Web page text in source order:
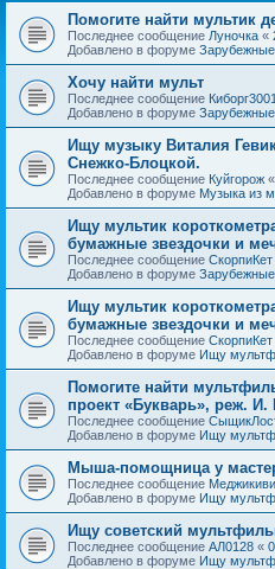
Помогите найти мультик
Последнее сообщение Луночка «
Добавлено в форуме
Хочу найти мульт
Последнее сообщение Киборг3001
Добавлено в форуме
Ищу музыку Виталия
Снежко-Блоцкой.
Последнее сообщение Куйгорож «
Добавлено в форуме Музыка из
Ищу мультик
бумажные звездочки и
Последнее сообщение СкорпиКет
Добавлено в форуме
Ищу мультик
бумажные звездочки и
Последнее сообщение СкорпиКет
Добавлено в форуме Ищу
Помогите найти
проект «Букварь», реж. И.
Последнее сообщение
Добавлено в форуме Ищу
Мыша-помощница у
Последнее сообщение
Добавлено в форуме Ищу
Ищу советский
Последнее сообщение АЛ0128 «
Добавлено в форуме Ищу